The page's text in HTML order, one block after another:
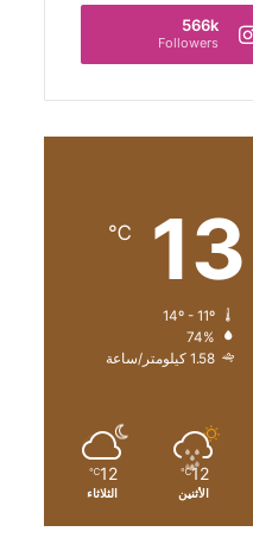
566k
Followers
13
℃
74%
1.58 كيلومتر/ساعة
12
℃
الأثنين
12
℃
الثلاثاء